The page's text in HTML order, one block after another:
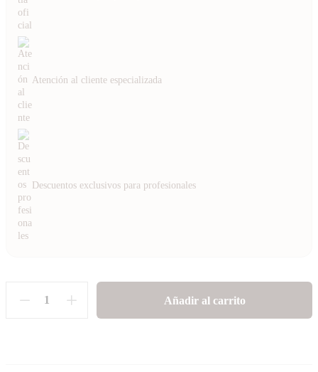
Atención al cliente especializada
Descuentos exclusivos para profesionales
Añadir al carrito